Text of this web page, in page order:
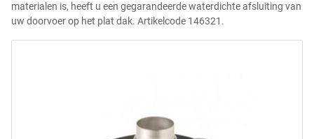
materialen is, heeft u een gegarandeerde waterdichte afsluiting van
uw doorvoer op het plat dak. Artikelcode 146321.